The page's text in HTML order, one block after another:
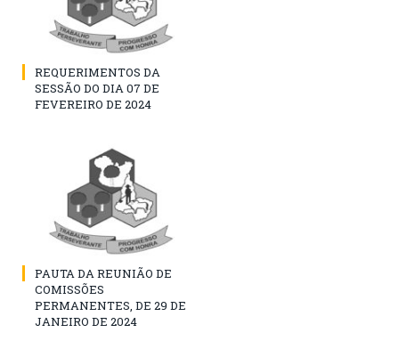
REQUERIMENTOS DA
SESSÃO DO DIA 07 DE
FEVEREIRO DE 2024
PAUTA DA REUNIÃO DE
COMISSÕES
PERMANENTES, DE 29 DE
JANEIRO DE 2024